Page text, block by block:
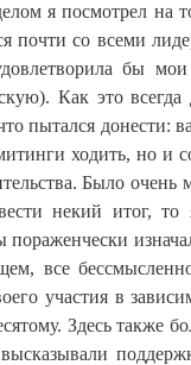
я посмотрел на
почти со всеми
бы
Как это
пытался донести:
ходить, но и
Было очень
некий итог, то
пораженчески
все
участия в
Здесь также